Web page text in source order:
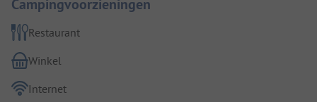
Campingvoorzieningen
Restaurant
Winkel
Internet